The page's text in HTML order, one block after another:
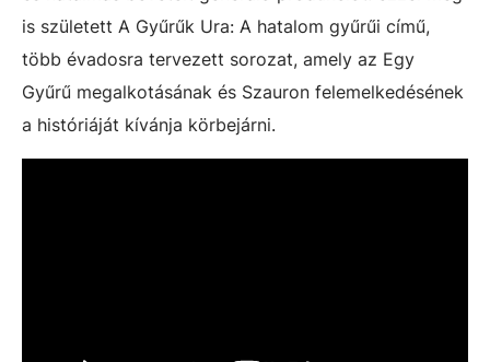
is született A Gyűrűk Ura: A hatalom gyűrűi című,
több évadosra tervezett sorozat, amely az Egy
Gyűrű megalkotásának és Szauron felemelkedésének
a históriáját kívánja körbejárni.